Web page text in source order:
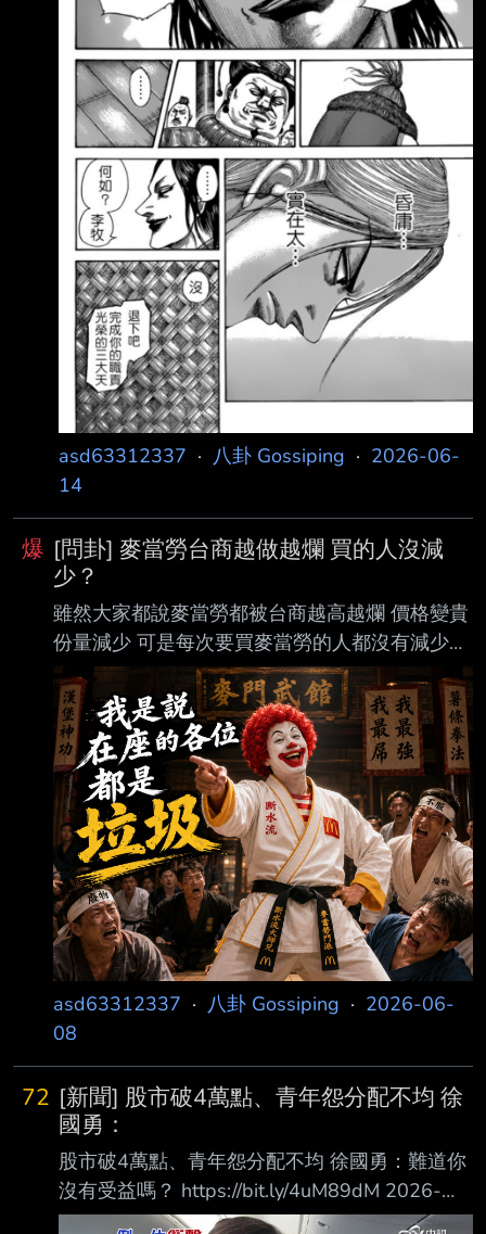
asd63312337 · 八卦 Gossiping · 2026-06-
14
爆 [問卦] 麥當勞台商越做越爛 買的人沒減
少？
雖然大家都說麥當勞都被台商越高越爛 價格變貴
份量減少 可是每次要買麥當勞的人都沒有減少？
--
asd63312337 · 八卦 Gossiping · 2026-06-
08
72 [新聞] 股市破4萬點、青年怨分配不均 徐
國勇：
股市破4萬點、青年怨分配不均 徐國勇：難道你
沒有受益嗎？ https://bit.ly/4uM89dM 2026-
05-30 16:38 聯合報／ 記者 陳敬丰／台中即時